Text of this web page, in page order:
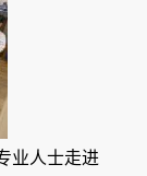
业人士走进